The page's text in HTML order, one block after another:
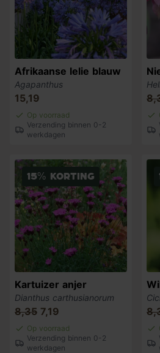
Afrikaanse lelie blauw
Agapanthus
15,19
Op voorraad
Verzending binnen 0-2
werkdagen
15% korting
Kartuizer anjer
Dianthus carthusianorum
8,35 7,19
Op voorraad
Verzending binnen 0-2
werkdagen